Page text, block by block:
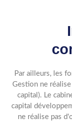
Par ailleurs, les
Gestion ne
capital). Le
capital
ne réalise pas